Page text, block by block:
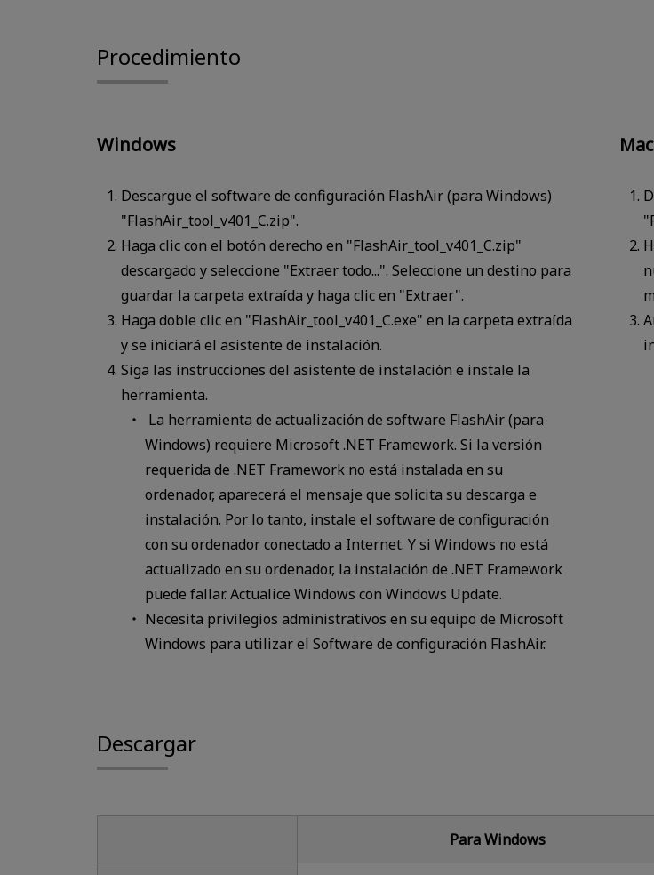
Procedimiento
Windows
Descargue el software de configuración FlashAir (para Windows)
"FlashAir_tool_v401_C.zip".
Haga clic con el botón derecho en "FlashAir_tool_v401_C.zip"
descargado y seleccione "Extraer todo...". Seleccione un destino para
guardar la carpeta extraída y haga clic en "Extraer".
Haga doble clic en "FlashAir_tool_v401_C.exe" en la carpeta extraída
y se iniciará el asistente de instalación.
Siga las instrucciones del asistente de instalación e instale la
herramienta.
La herramienta de actualización de software FlashAir (para
Windows) requiere Microsoft .NET Framework. Si la versión
requerida de .NET Framework no está instalada en su
ordenador, aparecerá el mensaje que solicita su descarga e
instalación. Por lo tanto, instale el software de configuración
con su ordenador conectado a Internet. Y si Windows no está
actualizado en su ordenador, la instalación de .NET Framework
puede fallar. Actualice Windows con Windows Update.
Necesita privilegios administrativos en su equipo de Microsoft
Windows para utilizar el Software de configuración FlashAir.
Mac
Descargar
Para Windows